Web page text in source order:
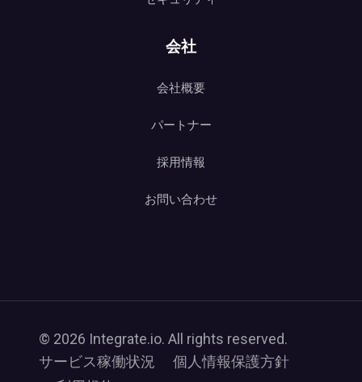
会社
会社概要
パートナー
採用情報
お問い合わせ
© 2026 Integrate.io. All rights reserved.
サービス稼働状況
個人情報保護方針